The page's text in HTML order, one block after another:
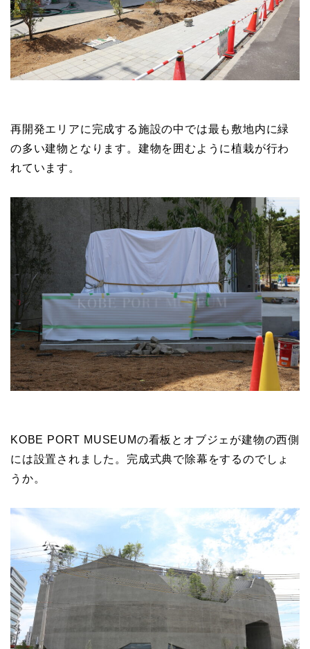
再開発エリアに完成する施設の中では最も敷地内に緑
の多い建物となります。建物を囲むように植栽が行わ
れています。
KOBE PORT MUSEUMの看板とオブジェが建物の西側
には設置されました。完成式典で除幕をするのでしょ
うか。